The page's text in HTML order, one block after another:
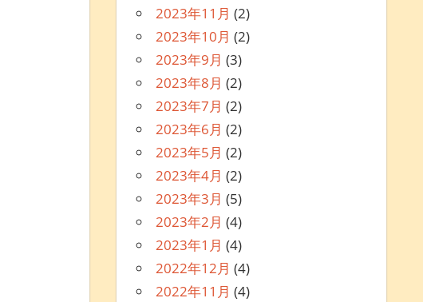
2023年11月 (2)
2023年10月 (2)
2023年9月 (3)
2023年8月 (2)
2023年7月 (2)
2023年6月 (2)
2023年5月 (2)
2023年4月 (2)
2023年3月 (5)
2023年2月 (4)
2023年1月 (4)
2022年12月 (4)
2022年11月 (4)